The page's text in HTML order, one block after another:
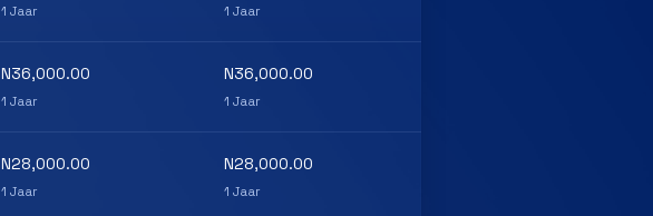
1 Jaar 1 Jaar
N36,000.00
1 Jaar
N36,000.00
1 Jaar
N28,000.00
1 Jaar
N28,000.00
1 Jaar